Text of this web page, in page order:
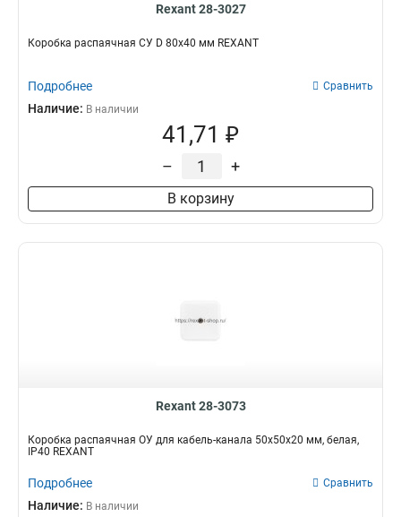
Rexant 28-3027
Коробка распаячная СУ D 80х40 мм REXANT
Подробнее Сравнить
Наличие: В наличии
41,71 ₽
– +
В корзину
Rexant 28-3073
Коробка распаячная ОУ для кабель-канала 50х50х20 мм, белая,
IP40 REXANT
Подробнее Сравнить
Наличие: В наличии